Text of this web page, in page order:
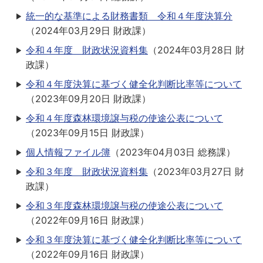
統一的な基準による財務書類 令和４年度決算分
（2024年03月29日 財政課）
令和４年度 財政状況資料集 （2024年03月28日 財
政課）
令和４年度決算に基づく健全化判断比率等について
（2023年09月20日 財政課）
令和４年度森林環境譲与税の使途公表について
（2023年09月15日 財政課）
個人情報ファイル簿 （2023年04月03日 総務課）
令和３年度 財政状況資料集 （2023年03月27日 財
政課）
令和３年度森林環境譲与税の使途公表について
（2022年09月16日 財政課）
令和３年度決算に基づく健全化判断比率等について
（2022年09月16日 財政課）